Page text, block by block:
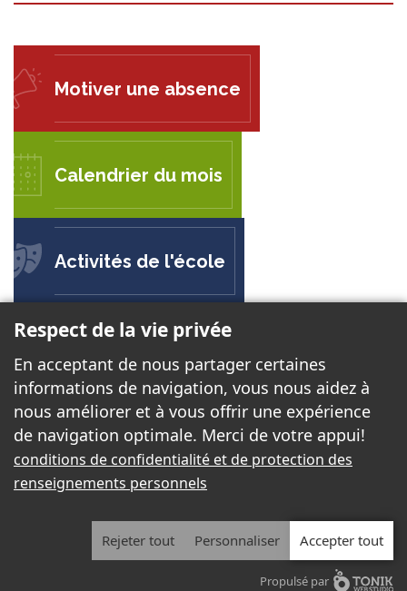
Motiver une absence
Calendrier du mois
Activités de l'école
ÉCOLE POLYVALENTE LE CARREFOUR
50 chemin de la Savane
Gatineau, QC J8T 3N2
Téléphone:819 568-9012
Télécopieur:819 568-6399
2026 - Tous droits réservés. © École Polyvalente Le Carrefour
Respect de la vie privée
En acceptant de nous partager certaines
informations de navigation, vous nous aidez à
nous améliorer et à vous offrir une expérience
de navigation optimale. Merci de votre appui!
conditions de confidentialité et de protection des
renseignements personnels
Rejeter tout Personnaliser Accepter tout
Propulsé par